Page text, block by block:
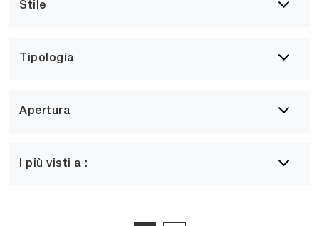
Stile
Tipologia
Apertura
I più visti a :